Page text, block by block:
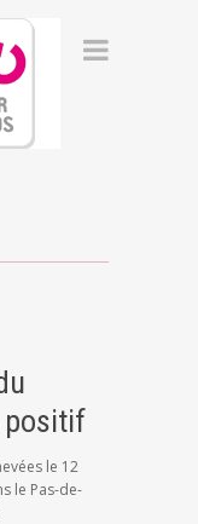
positif
le 12
le Pas-de-